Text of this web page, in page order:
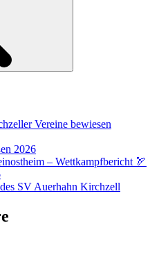
Vereine bewiesen
2026
– Wettkampfbericht 🏹
SV Auerhahn Kirchzell